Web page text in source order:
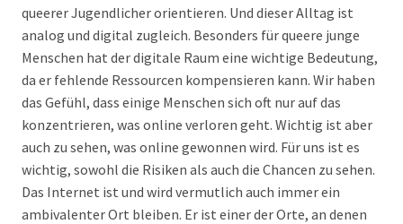
queerer Jugendlicher orientieren. Und dieser Alltag ist
analog und digital zugleich. Besonders für queere junge
Menschen hat der digitale Raum eine wichtige Bedeutung,
da er fehlende Ressourcen kompensieren kann. Wir haben
das Gefühl, dass einige Menschen sich oft nur auf das
konzentrieren, was online verloren geht. Wichtig ist aber
auch zu sehen, was online gewonnen wird. Für uns ist es
wichtig, sowohl die Risiken als auch die Chancen zu sehen.
Das Internet ist und wird vermutlich auch immer ein
ambivalenter Ort bleiben. Er ist einer der Orte, an denen